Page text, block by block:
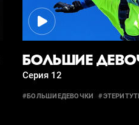
БОЛЬШИЕ
Серия 12
#БОЛЬШИЕДЕВОЧКИ